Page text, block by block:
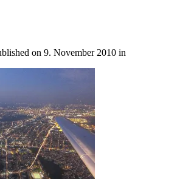
on 9. November 2010 in